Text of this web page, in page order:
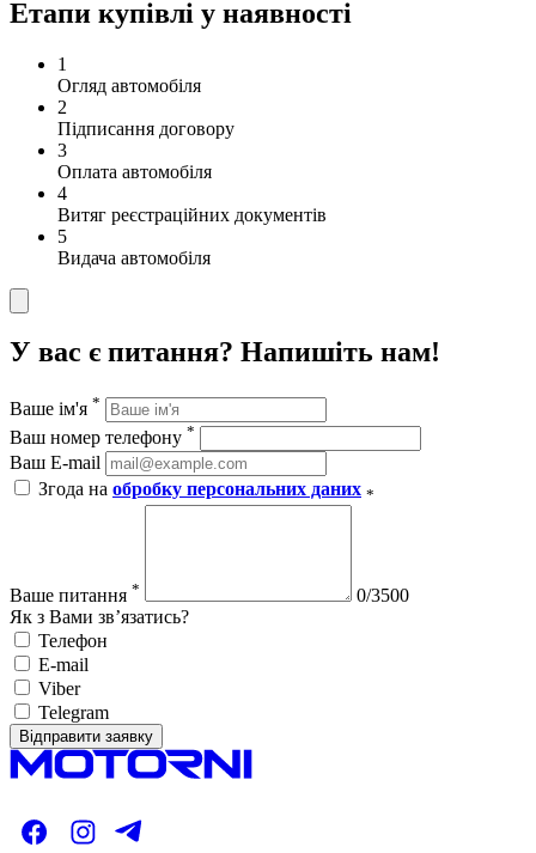
Етапи купівлі у наявності
1
Огляд автомобіля
2
Підписання договору
3
Оплата автомобіля
4
Витяг реєстраційних документів
5
Видача автомобіля
У вас є питання? Напишіть нам!
Ваше ім'я *
Ваш номер телефону *
Ваш E-mail
Згода на обробку персональних даних *
Ваше питання *
0/3500
Як з Вами зв’язатись?
Телефон
E-mail
Viber
Telegram
Відправити заявку